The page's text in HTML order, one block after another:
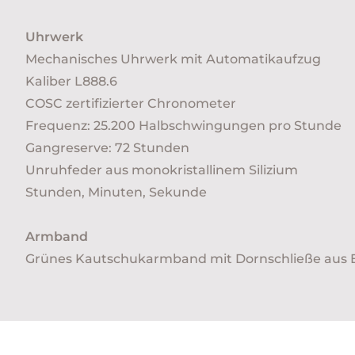
Uhrwerk
Mechanisches Uhrwerk mit Automatikaufzug
Kaliber L888.6
COSC zertifizierter Chronometer
Frequenz: 25.200 Halbschwingungen pro Stunde
Gangreserve: 72 Stunden
Unruhfeder aus monokristallinem Silizium
Stunden, Minuten, Sekunde
Armband
Grünes Kautschukarmband mit Dornschließe aus